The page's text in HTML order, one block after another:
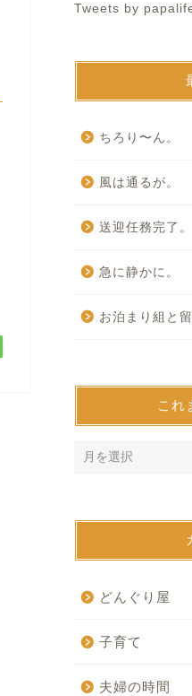
Tweets by
ちろり〜ん。
風は通るが。
送迎任務完了。
急に静かに。
お泊まり組と留
これ
どんぐり屋
子育て
夫婦の時間